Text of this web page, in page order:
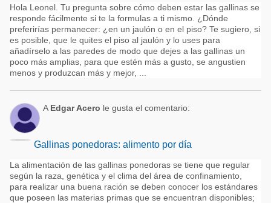
Hola Leonel. Tu pregunta sobre cómo deben estar las gallinas se
responde fácilmente si te la formulas a ti mismo. ¿Dónde
preferirías permanecer: ¿en un jaulón o en el piso? Te sugiero, si
es posible, que le quites el piso al jaulón y lo uses para
añadírselo a las paredes de modo que dejes a las gallinas un
poco más amplias, para que estén más a gusto, se angustien
menos y produzcan más y mejor, ...
A Edgar Acero le gusta el comentario:
Gallinas ponedoras: alimento por día
La alimentación de las gallinas ponedoras se tiene que regular
según la raza, genética y el clima del área de confinamiento,
para realizar una buena ración se deben conocer los estándares
que poseen las materias primas que se encuentran disponibles;